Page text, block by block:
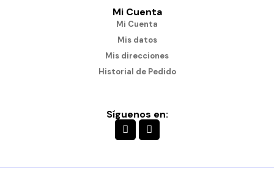
Mi Cuenta
Mi Cuenta
Mis datos
Mis direcciones
Historial de Pedido
Síguenos en: